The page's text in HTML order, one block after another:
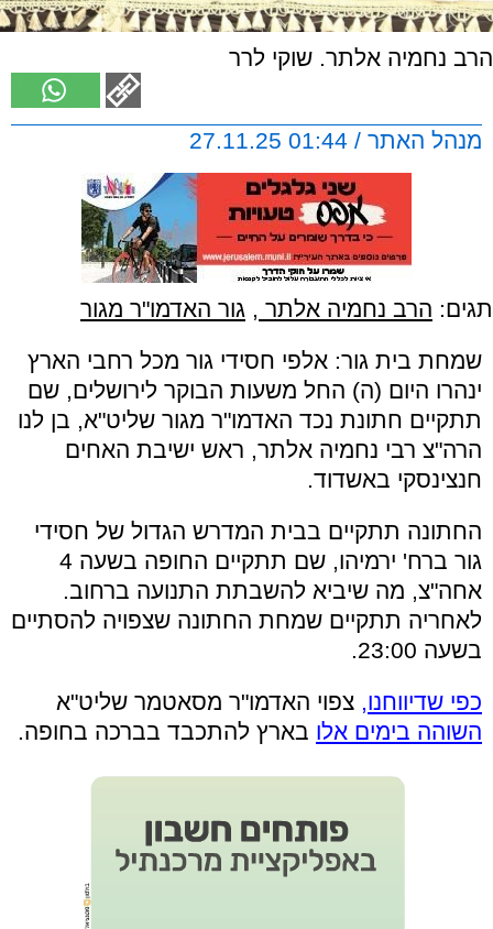
הרב נחמיה אלתר. שוקי לרר
מנהל האתר / 01:44 27.11.25
תגים: הרב נחמיה אלתר , גור האדמו"ר מגור
שמחת בית גור: אלפי חסידי גור מכל רחבי הארץ
ינהרו היום (ה) החל משעות הבוקר לירושלים, שם
תתקיים חתונת נכד האדמו"ר מגור שליט"א, בן לנו
הרה"צ רבי נחמיה אלתר, ראש ישיבת האחים
חנצינסקי באשדוד.
החתונה תתקיים בבית המדרש הגדול של חסידי
גור ברח' ירמיהו, שם תתקיים החופה בשעה 4
אחה"צ, מה שיביא להשבתת התנועה ברחוב.
לאחריה תתקיים שמחת החתונה שצפויה להסתיים
בשעה 23:00.
כפי שדיווחנו, צפוי האדמו"ר מסאטמר שליט"א
השוהה בימים אלו בארץ להתכבד בברכה בחופה.